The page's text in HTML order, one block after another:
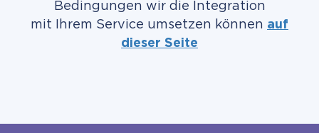
Bedingungen wir die Integration
mit Ihrem Service umsetzen können auf
dieser Seite